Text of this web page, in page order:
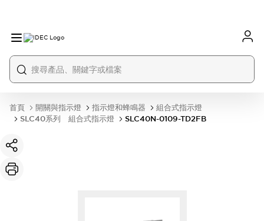
首頁 開關與指示燈 指示燈和蜂鳴器
組合式指示燈
SLC40系列 組合式指示燈
SLC40N-0109-TD2FB